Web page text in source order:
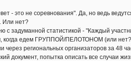
- это не соревнования". Да, но ведь
Или нет?
с задуманной статистикой - "Каждый
когда едем ГРУППОЙ/ПЕЛОТОНОМ (или
через региональных организаторов за 48
документ, попытка описать все случаи